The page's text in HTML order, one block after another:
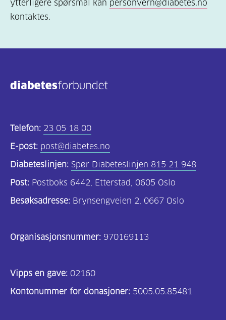
ytterligere spørsmål kan personvern@diabetes.no
kontaktes.
Telefon: 23 05 18 00
E-post: post@diabetes.no
Diabeteslinjen: Spør Diabeteslinjen 815 21 948
Post: Postboks 6442, Etterstad, 0605 Oslo
Besøksadresse: Brynsengveien 2, 0667 Oslo
Organisasjonsnummer: 970169113
Vipps en gave: 02160
Kontonummer for donasjoner: 5005.05.85481